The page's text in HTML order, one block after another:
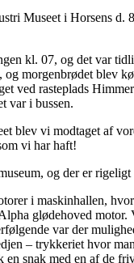
Museet i Horsens d.
kl. 07, og det var
morgenbrødet blev
ved rasteplads
var i bussen.
blev vi modtaget af
vi har haft!
og der er rigeligt
i maskinhallen,
glødehoved
var der
– trykkeriet hvor
en snak med en af de